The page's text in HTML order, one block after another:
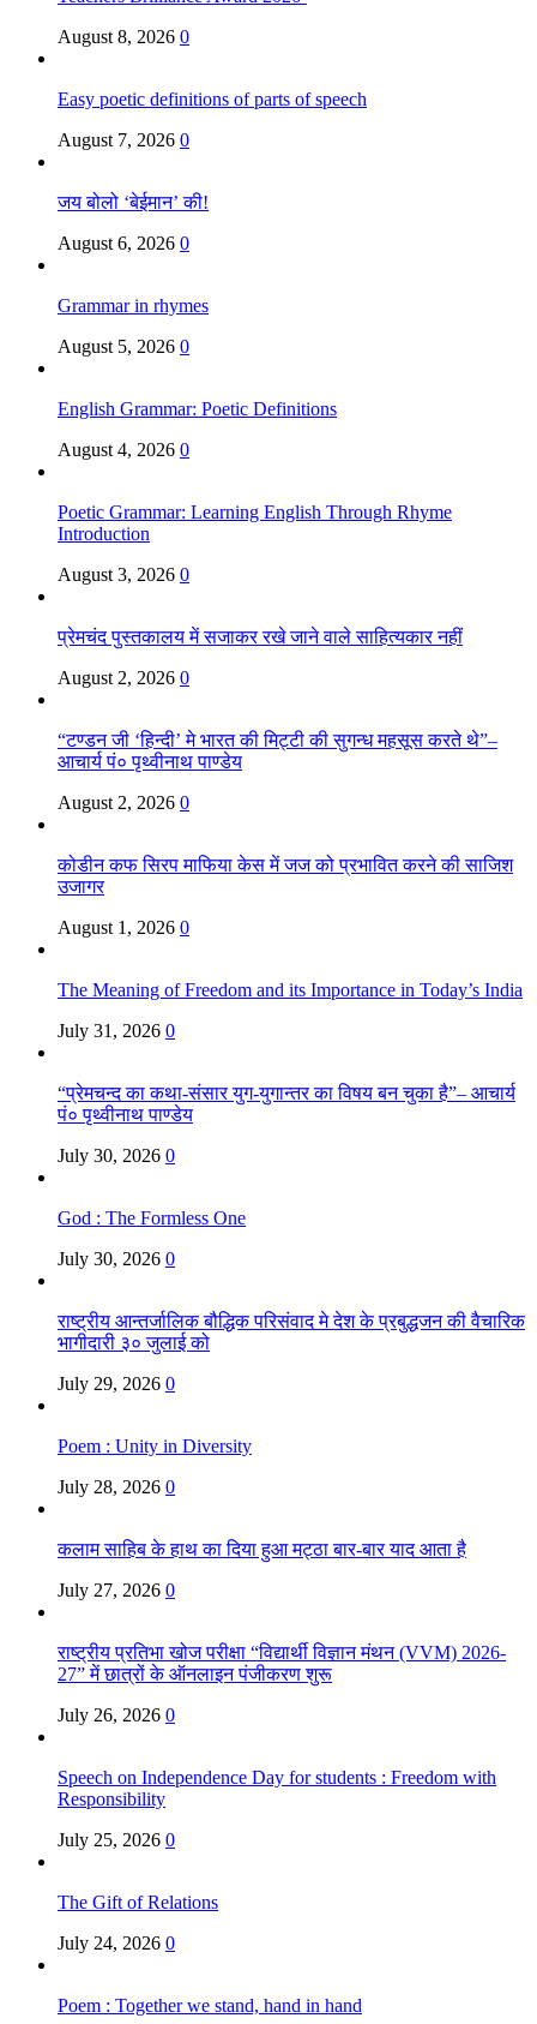
August 8, 2026 0
Easy poetic definitions of parts of speech
August 7, 2026 0
जय बोलो ‘बेईमान’ की!
August 6, 2026 0
Grammar in rhymes
August 5, 2026 0
English Grammar: Poetic Definitions
August 4, 2026 0
Poetic Grammar: Learning English Through Rhyme
Introduction
August 3, 2026 0
प्रेमचंद पुस्तकालय में सजाकर रखे जाने वाले साहित्यकार नहीं
August 2, 2026 0
“टण्डन जी ‘हिन्दी’ मे भारत की मिट्टी की सुगन्ध महसूस करते थे”–
आचार्य पं० पृथ्वीनाथ पाण्डेय
August 2, 2026 0
कोडीन कफ सिरप माफिया केस में जज को प्रभावित करने की साजिश
उजागर
August 1, 2026 0
The Meaning of Freedom and its Importance in Today’s India
July 31, 2026 0
“प्रेमचन्द का कथा-संसार युग-युगान्तर का विषय बन चुका है”– आचार्य
पं० पृथ्वीनाथ पाण्डेय
July 30, 2026 0
God : The Formless One
July 30, 2026 0
राष्ट्रीय आन्तर्जालिक बौद्धिक परिसंवाद मे देश के प्रबुद्धजन की वैचारिक
भागीदारी ३० जुलाई को
July 29, 2026 0
Poem : Unity in Diversity
July 28, 2026 0
कलाम साहिब के हाथ का दिया हुआ मट्ठा बार-बार याद आता है
July 27, 2026 0
राष्ट्रीय प्रतिभा खोज परीक्षा “विद्यार्थी विज्ञान मंथन (VVM) 2026-
27” में छात्रों के ऑनलाइन पंजीकरण शुरू
July 26, 2026 0
Speech on Independence Day for students : Freedom with
Responsibility
July 25, 2026 0
The Gift of Relations
July 24, 2026 0
Poem : Together we stand, hand in hand